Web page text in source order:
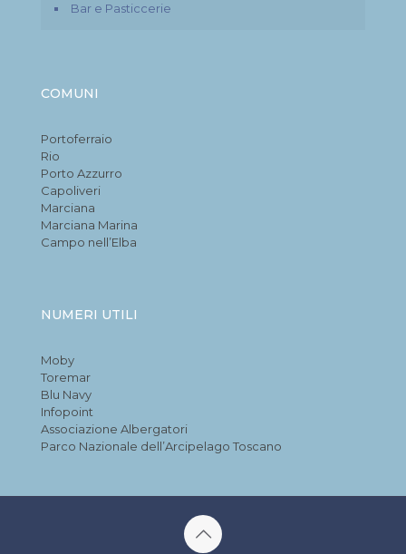
Bar e Pasticcerie
COMUNI
Portoferraio
Rio
Porto Azzurro
Capoliveri
Marciana
Marciana Marina
Campo nell’Elba
NUMERI UTILI
Moby
Toremar
Blu Navy
Infopoint
Associazione Albergatori
Parco Nazionale dell’Arcipelago Toscano